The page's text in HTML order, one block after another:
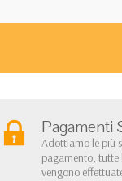
Pagamenti
Adottiamo le più
pagamento, tutte
vengono